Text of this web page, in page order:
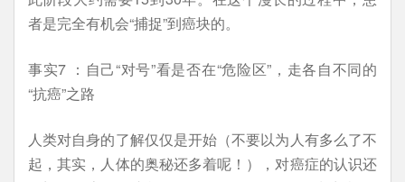
者是完全有机会“捕捉”到癌块的。
事实7 ：自己“对号”看是否在“危险区”，走各自不同的
“抗癌”之路
人类对自身的了解仅仅是开始（不要以为人有多么了不
起，其实，人体的奥秘还多着呢！），对癌症的认识还